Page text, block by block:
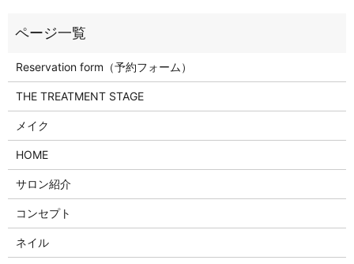
Reservation form（予約フォーム）
THE TREATMENT STAGE
メイク
HOME
サロン紹介
コンセプト
ネイル